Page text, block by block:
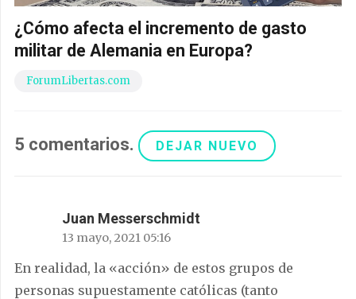
¿Cómo afecta el incremento de gasto
militar de Alemania en Europa?
ForumLibertas.com
5 comentarios. DEJAR NUEVO
Juan Messerschmidt
13 mayo, 2021 05:16
En realidad, la «acción» de estos grupos de
personas supuestamente católicas (tanto